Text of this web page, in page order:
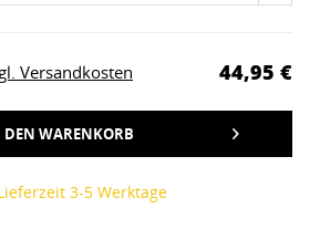
Versandkosten 44,95 €
DEN WARENKORB
3-5 Werktage